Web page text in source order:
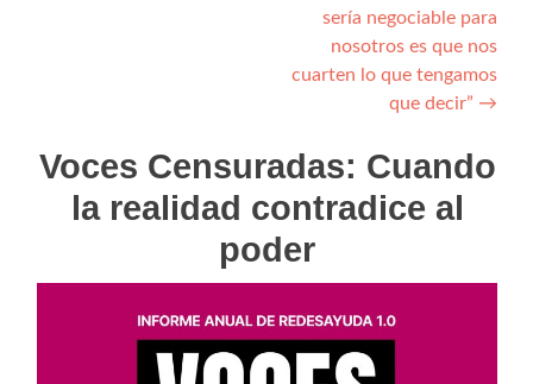
sería negociable para
nosotros es que nos
cuarten lo que tengamos
que decir” →
Voces Censuradas: Cuando
la realidad contradice al
poder